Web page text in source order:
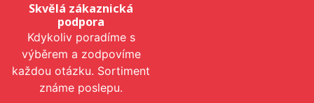
Skvělá zákaznická
podpora
Kdykoliv poradíme s
výběrem a zodpovíme
každou otázku. Sortiment
známe poslepu.